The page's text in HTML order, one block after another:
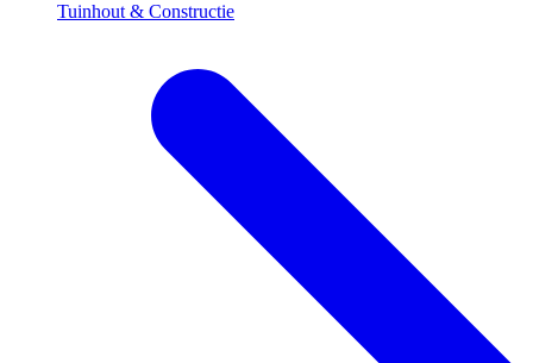
Tuinhout & Constructie